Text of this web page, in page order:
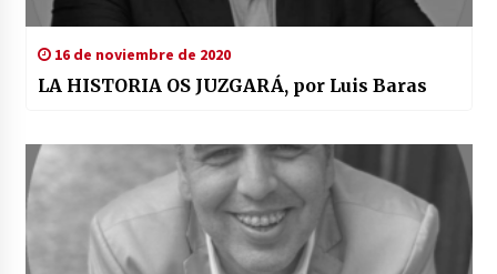
16 de noviembre de 2020
LA HISTORIA OS JUZGARÁ, por Luis Baras